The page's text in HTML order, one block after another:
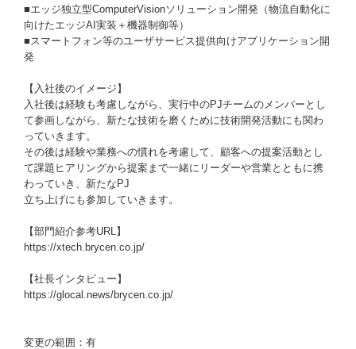
■エッジ独立型ComputerVisionソリューション開発（物流自動化に
向けたエッジAI実装＋機器制御等）
■スマートフォン等のユーザサービス提供向けアプリケーション開
発
【入社後のイメージ】
入社後は経験も考慮しながら、実行中のPJチームのメンバーとし
て参画しながら、新たな技術を磨くために技術開発活動にも関わ
っていきます。
その後は経験や業務への慣れを考慮して、顧客への提案活動とし
て課題ヒアリングから提案まで一緒にリーダーや営業とともに携
わっていき、新たなPJ
立ち上げにも参加していきます。
【部門紹介参考URL】
https://xtech.brycen.co.jp/
【社長インタビュー】
https://glocal.news/brycen.co.jp/
変更の範囲：有